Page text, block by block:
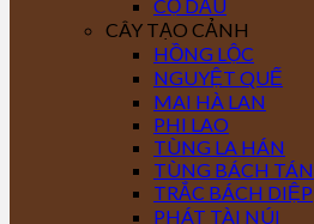
CỌ DẦU
CÂY TẠO CẢNH
HỒNG LỘC
NGUYỆT QUẾ
MAI HÀ LAN
PHI LAO
TÙNG LA HÁN
TÙNG BÁCH TÁN
TRẮC BÁCH DIỆP
PHÁT TÀI NÚI